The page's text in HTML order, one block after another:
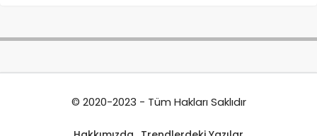
© 2020-2023 - Tüm Hakları Saklıdır